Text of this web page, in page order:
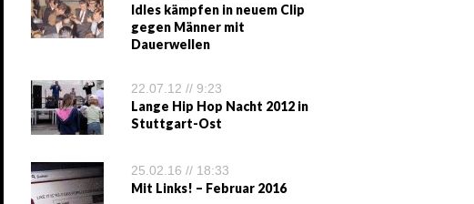
Idles kämpfen in neuem Clip
gegen Männer mit
Dauerwellen
22.07.12 // 9:23
Lange Hip Hop Nacht 2012 in
Stuttgart-Ost
25.02.16 // 18:33
Mit Links! – Februar 2016